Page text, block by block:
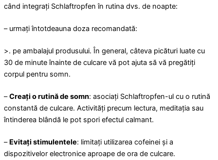
când integrați Schlaftropfen în rutina dvs. de noapte:
– urmați întotdeauna doza recomandată:
>. pe ambalajul produsului. În general, câteva picături luate cu
30 de minute înainte de culcare vă pot ajuta să vă pregătiți
corpul pentru somn.
–Creați o rutină de somn: asociați Schlaftropfen-ul cu o rutină
constantă de culcare. Activități precum lectura, meditația sau
întinderea blândă le pot spori efectul calmant.
– Evitați stimulentele: limitați utilizarea cofeinei și a
dispozitivelor electronice aproape de ora de culcare.